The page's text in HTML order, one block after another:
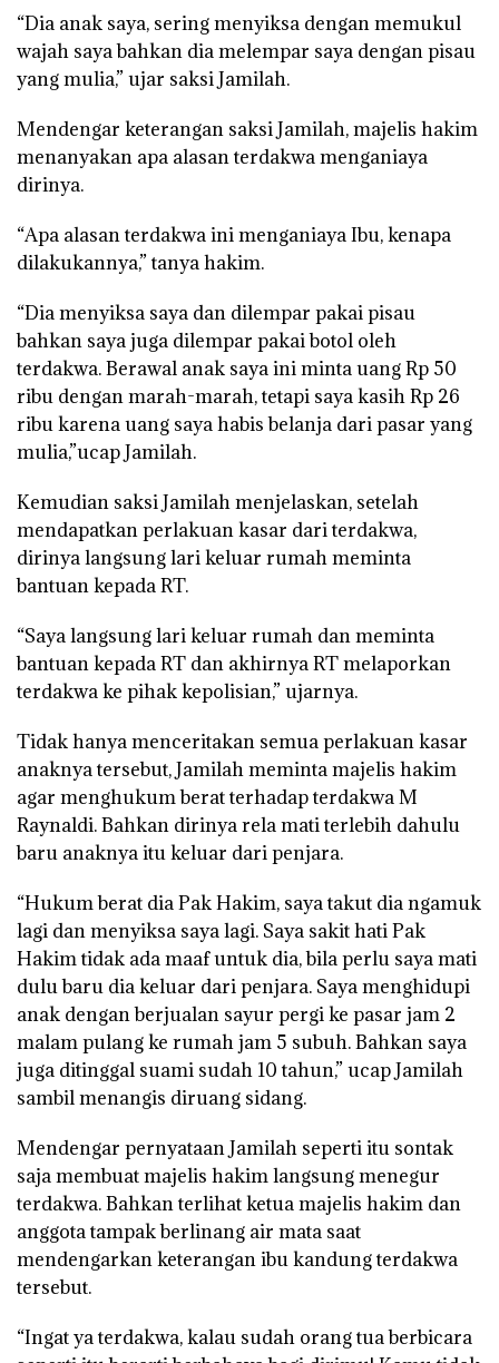
“Dia anak saya, sering menyiksa dengan memukul
wajah saya bahkan dia melempar saya dengan pisau
yang mulia,” ujar saksi Jamilah.
Mendengar keterangan saksi Jamilah, majelis hakim
menanyakan apa alasan terdakwa menganiaya
dirinya.
“Apa alasan terdakwa ini menganiaya Ibu, kenapa
dilakukannya,” tanya hakim.
“Dia menyiksa saya dan dilempar pakai pisau
bahkan saya juga dilempar pakai botol oleh
terdakwa. Berawal anak saya ini minta uang Rp 50
ribu dengan marah-marah, tetapi saya kasih Rp 26
ribu karena uang saya habis belanja dari pasar yang
mulia,”ucap Jamilah.
Kemudian saksi Jamilah menjelaskan, setelah
mendapatkan perlakuan kasar dari terdakwa,
dirinya langsung lari keluar rumah meminta
bantuan kepada RT.
“Saya langsung lari keluar rumah dan meminta
bantuan kepada RT dan akhirnya RT melaporkan
terdakwa ke pihak kepolisian,” ujarnya.
Tidak hanya menceritakan semua perlakuan kasar
anaknya tersebut, Jamilah meminta majelis hakim
agar menghukum berat terhadap terdakwa M
Raynaldi. Bahkan dirinya rela mati terlebih dahulu
baru anaknya itu keluar dari penjara.
“Hukum berat dia Pak Hakim, saya takut dia ngamuk
lagi dan menyiksa saya lagi. Saya sakit hati Pak
Hakim tidak ada maaf untuk dia, bila perlu saya mati
dulu baru dia keluar dari penjara. Saya menghidupi
anak dengan berjualan sayur pergi ke pasar jam 2
malam pulang ke rumah jam 5 subuh. Bahkan saya
juga ditinggal suami sudah 10 tahun,” ucap Jamilah
sambil menangis diruang sidang.
Mendengar pernyataan Jamilah seperti itu sontak
saja membuat majelis hakim langsung menegur
terdakwa. Bahkan terlihat ketua majelis hakim dan
anggota tampak berlinang air mata saat
mendengarkan keterangan ibu kandung terdakwa
tersebut.
“Ingat ya terdakwa, kalau sudah orang tua berbicara